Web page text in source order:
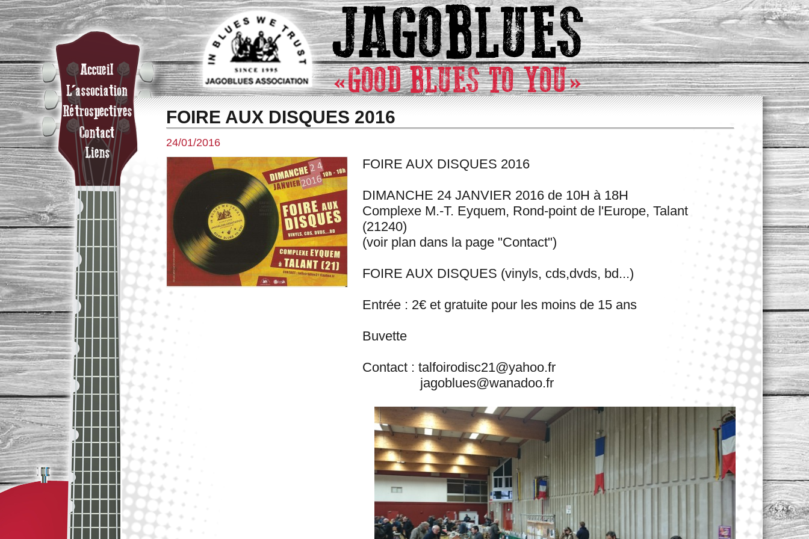
FOIRE AUX DISQUES 2016
24/01/2016
FOIRE AUX DISQUES 2016
DIMANCHE 24 JANVIER 2016 de 10H à 18H
Complexe M.-T. Eyquem, Rond-point de l'Europe, Talant
(21240)
(voir plan dans la page "Contact")
FOIRE AUX DISQUES (vinyls, cds,dvds, bd...)
Entrée : 2€ et gratuite pour les moins de 15 ans
Buvette
Contact : talfoirodisc21@yahoo.fr
jagoblues@wanadoo.fr